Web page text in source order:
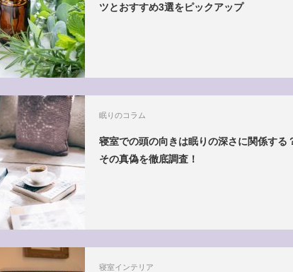
ツとおすすめ3選をピックアップ
眠りのコラム
寝室での頭の向きは眠りの深さに関係する
その真偽を徹底調査！
寝室インテリア